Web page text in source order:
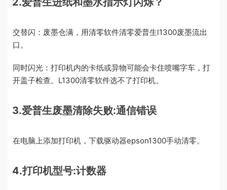
交替闪：废墨仓满，用清零软件清零爱普生l1300废墨流出
口。
同时闪光：打印机内的卡纸或异物可能会卡住喷嘴字车，打
开盖子检查。L1300清零软件选不了打印机。
3.爱普生废墨清除失败:通信错误
在电脑上添加打印机，下载驱动器epson1300手动清零。
4.打印机型号:计数器